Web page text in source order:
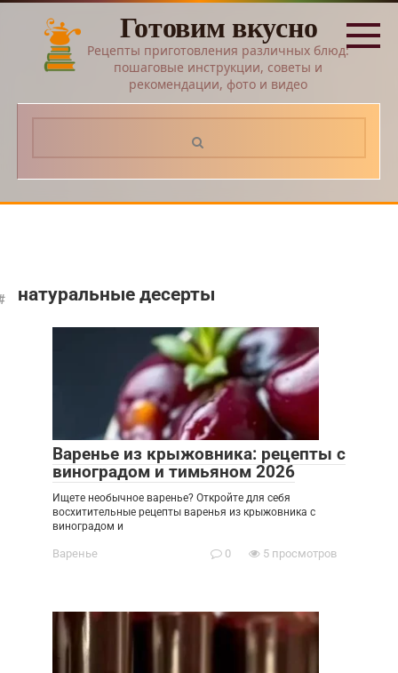
Перейти
контенту
Готовим вкусно
Рецепты приготовления различных блюд:
пошаговые инструкции, советы и
рекомендации, фото и видео
натуральные десерты
Варенье из крыжовника: рецепты с
виноградом и тимьяном 2026
Ищете необычное варенье? Откройте для себя
восхитительные рецепты варенья из крыжовника с
виноградом и
Варенье 0 5 просмотров